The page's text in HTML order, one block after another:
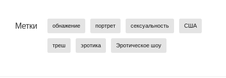
Метки обнажение портрет сексуальность США
треш эротика Эротическое шоу